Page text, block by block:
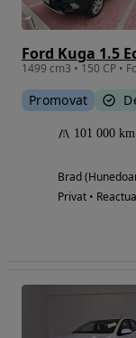
Ford Kuga 1.5
Promovat
101 000 km
Brad
Privat •